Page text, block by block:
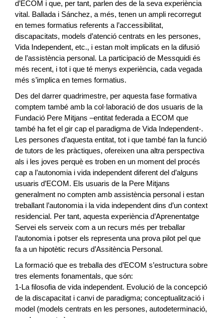
d’ECOM i que, per tant, parlen des de la seva experiència
vital. Ballada i Sánchez, a més, tenen un ampli recorregut
en temes formatius referents a l’accessibilitat,
discapacitats, models d’atenció centrats en les persones,
Vida Independent, etc., i estan molt implicats en la difusió
de l’assistència personal. La participació de Messquidi és
més recent, i tot i que té menys experiència, cada vegada
més s’implica en temes formatius.
Des del darrer quadrimestre, per aquesta fase formativa
comptem també amb la col·laboració de dos usuaris de la
Fundació Pere Mitjans –entitat federada a ECOM que
també ha fet el gir cap el paradigma de Vida Independent-.
Les persones d’aquesta entitat, tot i que també fan la funció
de tutors de les pràctiques, ofereixen una altra perspectiva
als i les joves perquè es troben en un moment del procés
cap a l’autonomia i vida independent diferent del d’alguns
usuaris d’ECOM. Els usuaris de la Pere Mitjans
generalment no compten amb assistència personal i estan
treballant l’autonomia i la vida independent dins d’un context
residencial. Per tant, aquesta experiència d’Aprenentatge
Servei els serveix com a un recurs més per treballar
l’autonomia i potser els representa una prova pilot pel que
fa a un hipotètic recurs d’Assitència Personal.
La formació que es treballa des d’ECOM s’estructura sobre
tres elements fonamentals, que són:
1-La filosofia de vida independent. Evolució de la concepció
de la discapacitat i canvi de paradigma; conceptualització i
model (models centrats en les persones, autodeterminació,